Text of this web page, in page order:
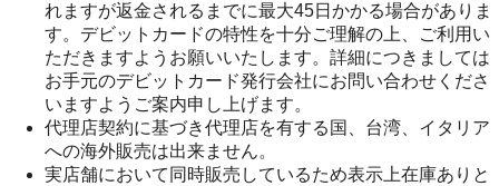
れますが返金されるまでに最大45日かかる場合がありま
す。デビットカードの特性を十分ご理解の上、ご利用い
ただきますようお願いいたします。詳細につきましては
お手元のデビットカード発行会社にお問い合わせくださ
いますようご案内申し上げます。
代理店契約に基づき代理店を有する国、台湾、イタリア
への海外販売は出来ません。
実店舗において同時販売しているため表示上在庫ありと